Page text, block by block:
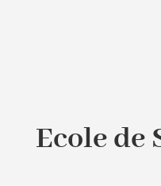
Ecole de